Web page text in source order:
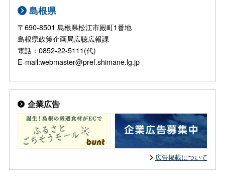
島根県
〒690-8501 島根県松江市殿町1番地
島根県政策企画局広聴広報課
電話：0852-22-5111(代)
E-mail:webmaster@pref.shimane.lg.jp
企業広告
広告掲載について